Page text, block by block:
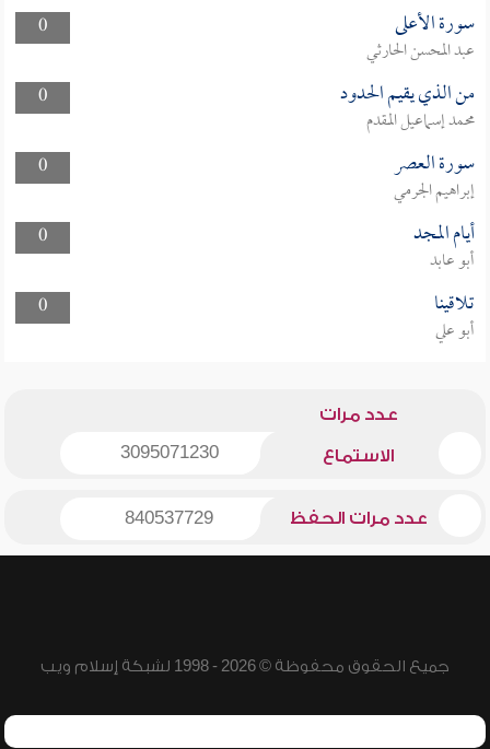
0
سورة الأعلى
عبد المحسن الحارثي
0
من الذي يقيم الحدود
محمد إسماعيل المقدم
0
سورة العصر
إبراهيم الجرمي
0
أيام المجد
أبو عابد
0
تلاقينا
أبو علي
عدد مرات
الاستماع 3095071230
عدد مرات الحفظ 840537729
جميع الحقوق محفوظة © 2026 - 1998 لشبكة إسلام ويب